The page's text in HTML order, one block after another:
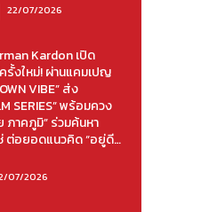
22/07/2026
Kardon เปิด
งใหม่! ผ่านแคมเปญ
VIBE” ส่ง
SERIES” พร้อมควง
ภาคภูมิ” ร่วมค้นหา
ต่อยอดแนวคิด “อยู่ดี…
07/2026